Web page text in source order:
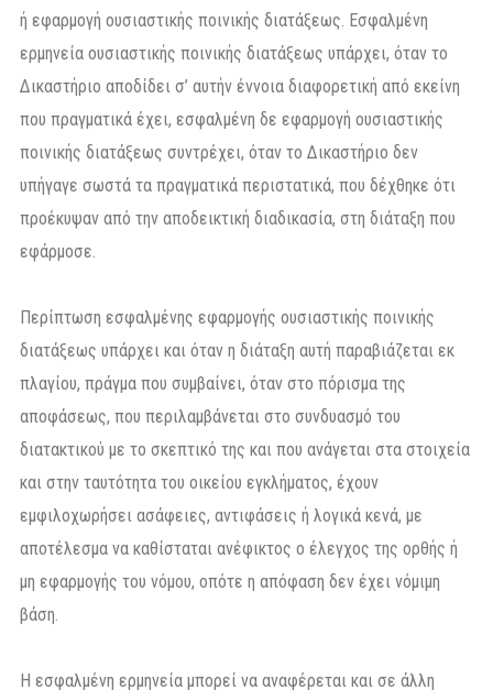
ή εφαρμογή ουσιαστικής ποινικής διατάξεως. Εσφαλμένη
ερμηνεία ουσιαστικής ποινικής διατάξεως υπάρχει, όταν το
Δικαστήριο αποδίδει σ’ αυτήν έννοια διαφορετική από εκείνη
που πραγματικά έχει, εσφαλμένη δε εφαρμογή ουσιαστικής
ποινικής διατάξεως συντρέχει, όταν το Δικαστήριο δεν
υπήγαγε σωστά τα πραγματικά περιστατικά, που δέχθηκε ότι
προέκυψαν από την αποδεικτική διαδικασία, στη διάταξη που
εφάρμοσε.
Περίπτωση εσφαλμένης εφαρμογής ουσιαστικής ποινικής
διατάξεως υπάρχει και όταν η διάταξη αυτή παραβιάζεται εκ
πλαγίου, πράγμα που συμβαίνει, όταν στο πόρισμα της
αποφάσεως, που περιλαμβάνεται στο συνδυασμό του
διατακτικού με το σκεπτικό της και που ανάγεται στα στοιχεία
και στην ταυτότητα του οικείου εγκλήματος, έχουν
εμφιλοχωρήσει ασάφειες, αντιφάσεις ή λογικά κενά, με
αποτέλεσμα να καθίσταται ανέφικτος ο έλεγχος της ορθής ή
μη εφαρμογής του νόμου, οπότε η απόφαση δεν έχει νόμιμη
βάση.
Η εσφαλμένη ερμηνεία μπορεί να αναφέρεται και σε άλλη